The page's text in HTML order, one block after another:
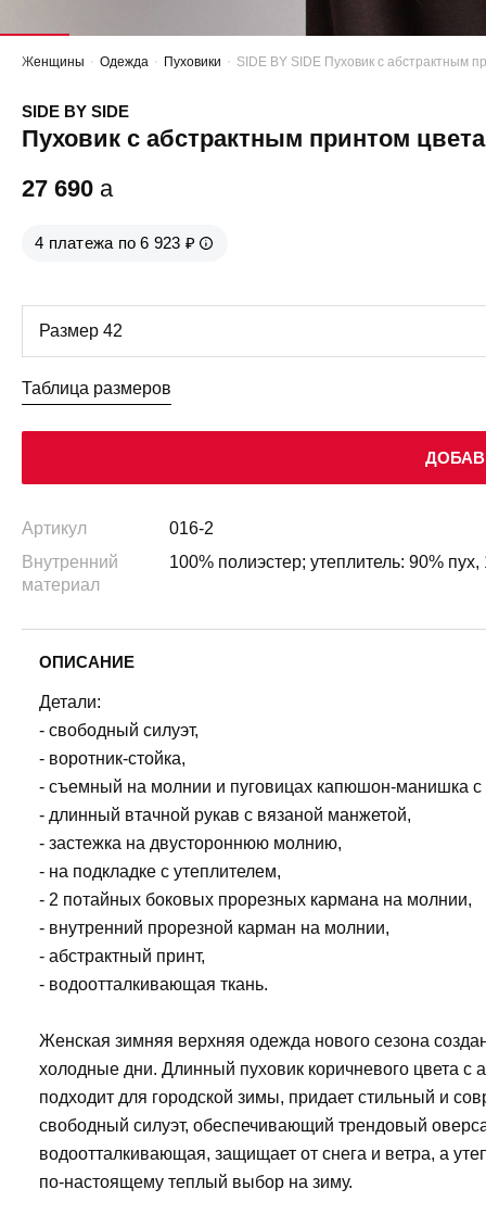
Женщины Одежда Пуховики SIDE BY SIDE Пуховик с абстрактным
SIDE BY SIDE
Пуховик с абстрактным принтом
27 690 a
4 платежа по 6 923 ₽
Таблица размеров
Артикул
016-2
Внутренний
материал
100% полиэстер; утеплитель: 90%
ОПИСАНИЕ
Детали:
- свободный силуэт,
- воротник-стойка,
- съемный на молнии и пуговицах капюшон-манишка с
- длинный втачной рукав с вязаной манжетой,
- застежка на двустороннюю молнию,
- на подкладке с утеплителем,
- 2 потайных боковых прорезных кармана на молнии,
- внутренний прорезной карман на молнии,
- абстрактный принт,
- водоотталкивающая ткань.
Женская зимняя верхняя одежда нового сезона
холодные дни. Длинный пуховик коричневого цвета
подходит для городской зимы, придает стильный и
свободный силуэт, обеспечивающий трендовый
водоотталкивающая, защищает от снега и ветра, а
по-настоящему теплый выбор на зиму.